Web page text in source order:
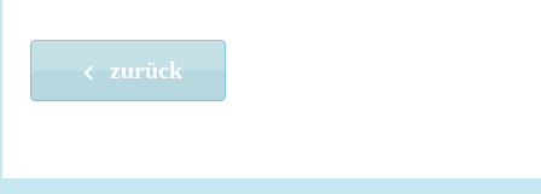
zurück